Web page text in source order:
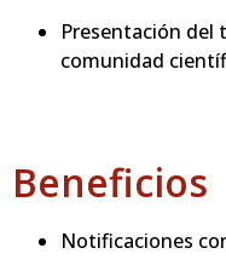
Presentación del
comunidad
Beneficios
Notificaciones